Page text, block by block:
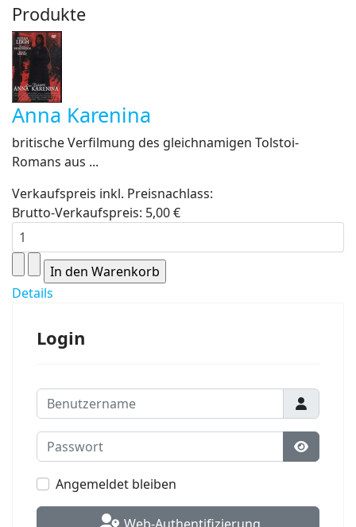
Produkte
Anna Karenina
britische Verfilmung des gleichnamigen Tolstoi-
Romans aus ...
Verkaufspreis inkl. Preisnachlass:
Brutto-Verkaufspreis: 5,00 €
Details
Login
Benutzername
Passwort
Angemeldet bleiben